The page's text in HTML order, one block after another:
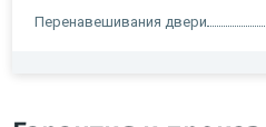
Перенавешивания двери